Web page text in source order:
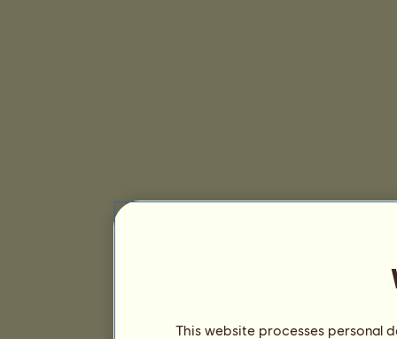
This website processes personal